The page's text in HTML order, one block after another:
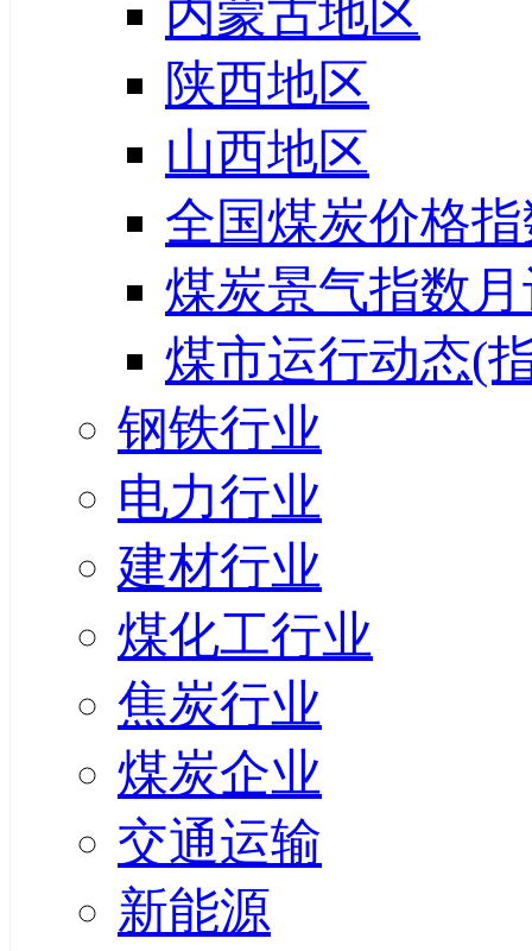
内蒙古地区
陕西地区
山西地区
全国煤炭价格
煤炭景气指数
煤市运行动态(
钢铁行业
电力行业
建材行业
煤化工行业
焦炭行业
煤炭企业
交通运输
新能源